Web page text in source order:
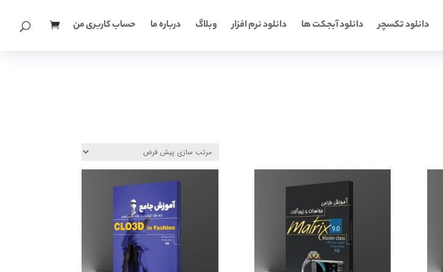
دانلود تکسچر دانلود آبجکت ها دانلود نرم افزار وبلاگ درباره ما حساب کاربری من